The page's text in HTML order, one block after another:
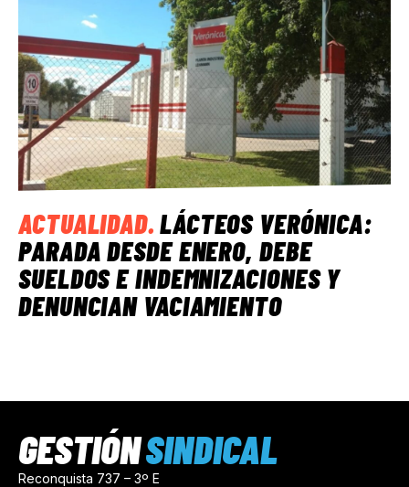
ACTUALIDAD.LÁCTEOS VERÓNICA:
PARADA DESDE ENERO, DEBE
SUELDOS E INDEMNIZACIONES Y
DENUNCIAN VACIAMIENTO
Reconquista 737 – 3º E
GESTIÓNSINDICAL